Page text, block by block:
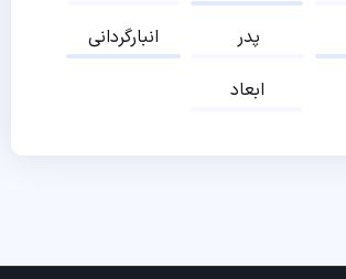
انبارگردانی
پدر
ابعاد